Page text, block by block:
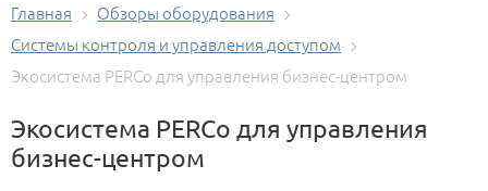
Главная
Обзоры оборудования
Системы контроля и управления доступом
Экосистема PERCo для управления бизнес-центром
Экосистема PERCo для управления
бизнес-центром